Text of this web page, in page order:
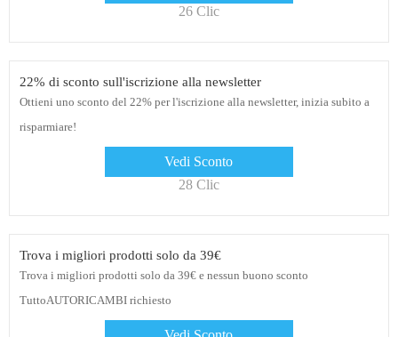
26 Clic
22% di sconto sull'iscrizione alla newsletter
Ottieni uno sconto del 22% per l'iscrizione alla newsletter, inizia subito a
risparmiare!
Vedi Sconto
28 Clic
Trova i migliori prodotti solo da 39€
Trova i migliori prodotti solo da 39€ e nessun buono sconto
TuttoAUTORICAMBI richiesto